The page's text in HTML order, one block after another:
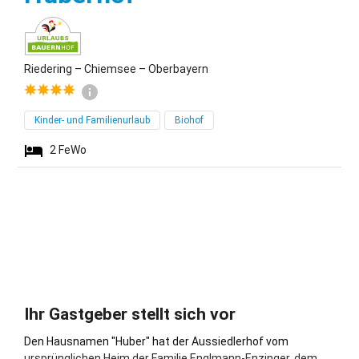
Riedering – Chiemsee – Oberbayern
Kinder- und Familienurlaub Biohof
2 FeWo
Ihr Gastgeber stellt sich vor
Den Hausnamen "Huber" hat der Aussiedlerhof vom